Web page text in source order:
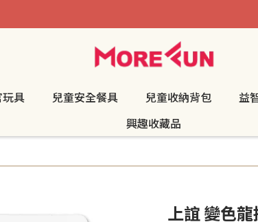
具 兒童安全餐具 兒童收納背包 益
興趣收藏品
上誼 變色